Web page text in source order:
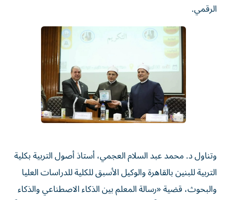
الرقمي.
وتناول د. محمد عبد السلام العجمي، أستاذ أصول التربية بكلية
التربية للبنين بالقاهرة والوكيل الأسبق للكلية للدراسات العليا
والبحوث، قضية «رسالة المعلم بين الذكاء الاصطناعي والذكاء